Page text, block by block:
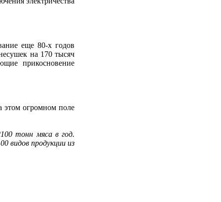
еще 80-х годов
на 170 тысяч
прикосновение
этом огромном поле
тонн мяса в год.
видов продукции из